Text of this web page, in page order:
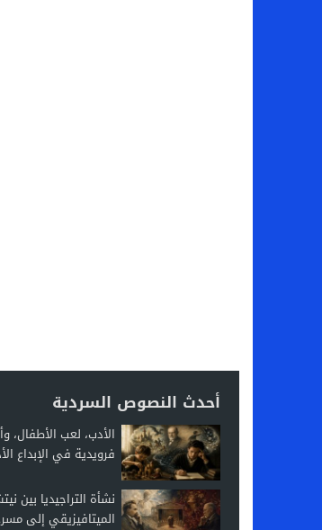
أحدث النصوص السردية
الأدب، لعب الأطفال،
فرويدية في الإبداع
نشأة التراجيديا بين
الميتافيزيقي إلى